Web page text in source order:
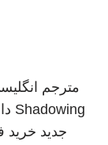
مترجم
Shadowing
جدید خرید